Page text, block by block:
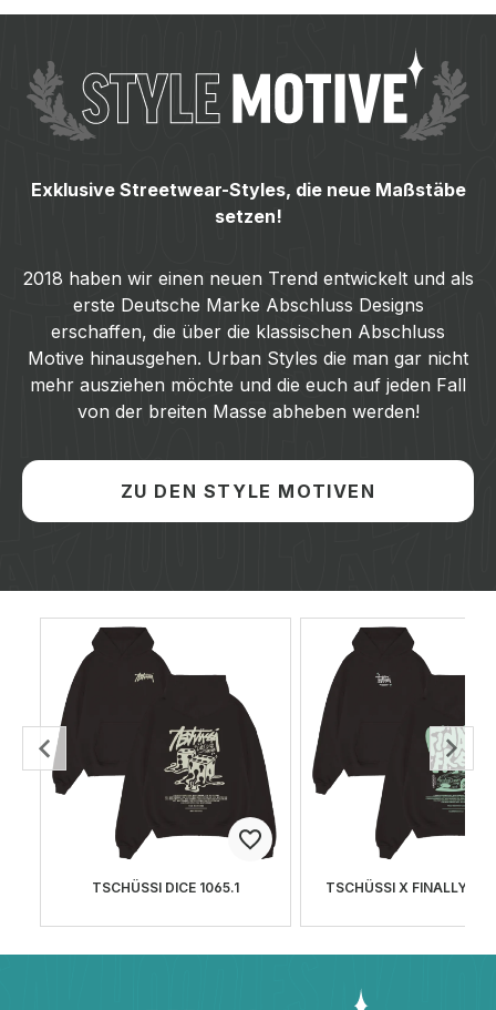
Tipp
SONG PLAYLIST AK 812.2
TSCHÜSSI TRIPLET
NEWSTYLE AK 1073.1
TSCHÜSSI TRIPLET
RALPHI AK 371.1 ALL EYEZ ON US
Tipp
ABICETAMOL 2.0 448.1
Tipp
SONG PLAYLIST ABI
Exklusive Streetwear-Styles, die neue Maßstäbe
setzen!
2018 haben wir einen neuen Trend entwickelt und als
erste Deutsche Marke Abschluss Designs
erschaffen, die über die klassischen Abschluss
Motive hinausgehen. Urban Styles die man gar nicht
mehr ausziehen möchte und die euch auf jeden Fall
von der breiten Masse abheben werden!
ZU DEN STYLE MOTIVEN
TSCHÜSSI DICE 1065.1 TSCHÜSSI X FINALLY